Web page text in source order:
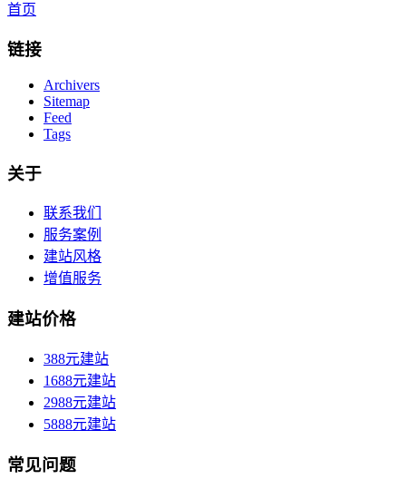
首页
链接
Archivers
Sitemap
Feed
Tags
关于
联系我们
服务案例
建站风格
增值服务
建站价格
388元建站
1688元建站
2988元建站
5888元建站
常见问题